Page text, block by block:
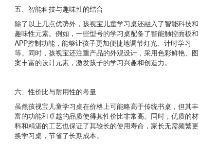
五、智能科技与趣味性的结合
除了以上几点优势外，孩视宝儿童学习桌还融入了智能科技和
趣味性元素。例如，一些型号的学习桌配备了智能触控面板和
APP控制功能，能够让孩子更加便捷地调节灯光、计时学习
等。同时，孩视宝还注重产品的外观设计，采用色彩鲜艳、图
案丰富的设计元素，激发孩子的学习兴趣和创造力。
六、性价比与耐用性的考量
虽然孩视宝儿童学习桌在价格上可能略高于传统书桌，但其丰
富的功能和卓越的品质使得其性价比非常高。同时，优质的材
料和精湛的工艺也保证了其较长的使用寿命，家长无需频繁更
换学习桌，节省了长期成本。